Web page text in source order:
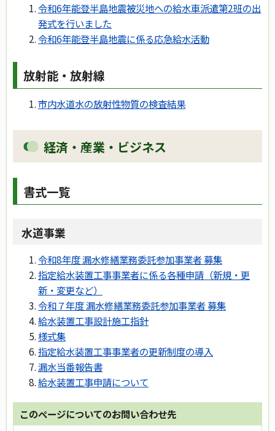
令和6年能登半島地震被災地への給水車派遣第2班の出
発式を行いました
令和6年能登半島地震に係る応急給水活動
放射能・放射線
市内水道水の放射性物質の検査結果
経済・産業・ビジネス
書式一覧
水道事業
令和8年度 漏水修繕業務委託参加事業者 募集
指定給水装置工事事業者に係る各種申請（新規・更
新・変更など）
令和７年度 漏水修繕業務委託参加事業者 募集
給水装置工事設計施工指針
様式集
指定給水装置工事事業者の更新制度の導入
漏水当番報告書
給水装置工事申請について
このページについてのお問い合わせ先